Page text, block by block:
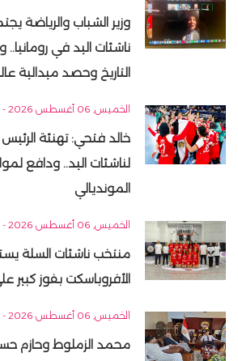
وزير الشباب والرياضة
ناشئات اليد في رومانيا..
التاريخ وحصد ميدالية
الخميس, 06 أغسطس 2026 - 07:59 م
خالد فتحي: تهنئة
لناشئات اليد.. ودافع
المونديالي
الخميس, 06 أغسطس 2026 - 07:56 م
منتخب ناشئات السلة
الأفروباسكت بفوز كبير
الخميس, 06 أغسطس 2026 - 07:41 م
محمد الزملوط وحازم